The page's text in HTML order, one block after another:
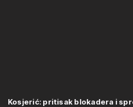
Kosjerić: pritisak blokadera i